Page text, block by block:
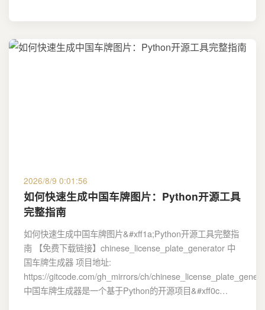
2026/8/9 0:01:56
如何快速生成中国车牌图片：Python开源工具
完整指南
如何快速生成中国车牌图片&#xff1a;Python开源工具完整指
南 【免费下载链接】chinese_license_plate_generator 中
国车牌生成器 项目地址:
https://gitcode.com/gh_mirrors/ch/
中国车牌生成器是一个基于Python的开源项目&#xff0c…